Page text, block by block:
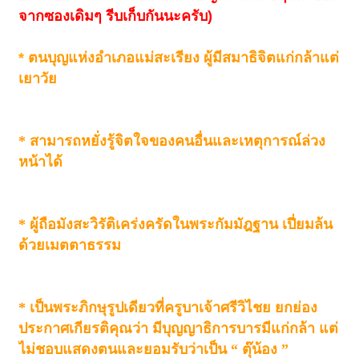
จากซองเดิมๆ รีบเก็บกันนะครับ)
* ตนบุญแห่งอำเภอแม่สะเรียง ผู้มีสมาธิจิตแก่กล้าแต่
เยาวัย
* สามารถหยั่งรู้จิตใจของคนอื่นและเหตุการณ์ล่วง
หน้าได้
* ผู้ถือมังสะวิรัติเคร่งครัดในพระกัมมัฎฐาน เปี่ยมล้น
ด้วยเมตตาธรรม
* เป็นพระภิกษุรูปเดียวที่ครูบาเจ้าศรีวิไชย ยกย่อง
ประกาศเกียรติคุณว่า มีบุญญาธิการบารมีแก่กล้า แต่
ไม่ชอบแสดงตนและยอมรับว่าเป็น “ ตุ๊น้อง ”